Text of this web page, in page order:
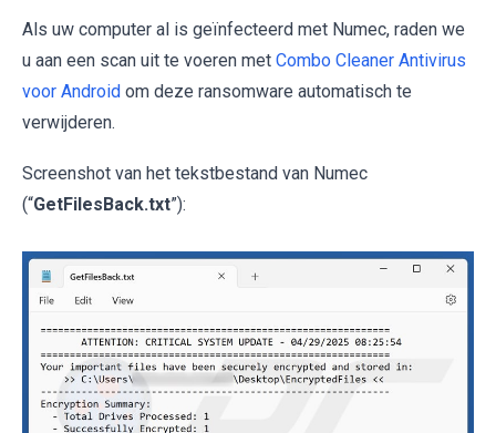
Als uw computer al is geïnfecteerd met Numec, raden we
u aan een scan uit te voeren met Combo Cleaner Antivirus
voor Android om deze ransomware automatisch te
verwijderen.
Screenshot van het tekstbestand van Numec
(“GetFilesBack.txt”):